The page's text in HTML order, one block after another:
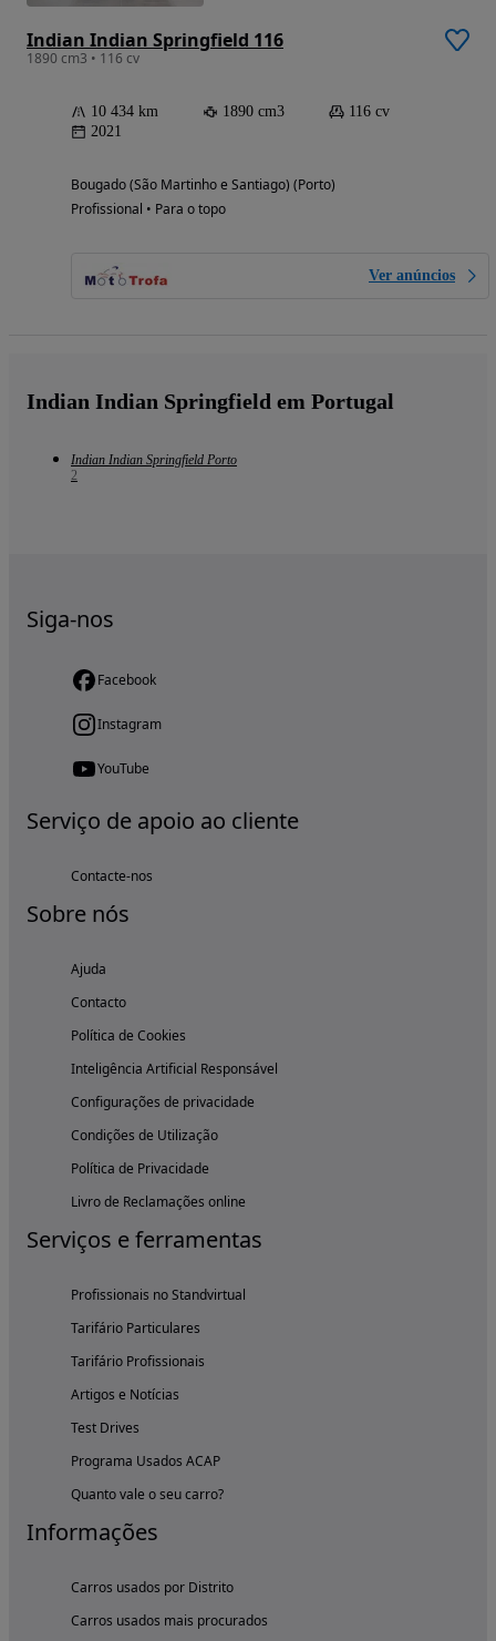
Indian Indian Springfield 116
1890 cm3 • 116 cv
10 434 km 1890 cm3
116 cv
2021
Bougado (São Martinho e Santiago) (Porto)
Profissional • Para o topo
Ver anúncios
Indian Indian Springfield em Portugal
Indian Indian Springfield Porto
2
Siga-nos
Facebook
Instagram
YouTube
Serviço de apoio ao cliente
Contacte-nos
Sobre nós
Ajuda
Contacto
Política de Cookies
Inteligência Artificial Responsável
Configurações de privacidade
Condições de Utilização
Política de Privacidade
Livro de Reclamações online
Serviços e ferramentas
Profissionais no Standvirtual
Tarifário Particulares
Tarifário Profissionais
Artigos e Notícias
Test Drives
Programa Usados ACAP
Quanto vale o seu carro?
Informações
Carros usados por Distrito
Carros usados mais procurados